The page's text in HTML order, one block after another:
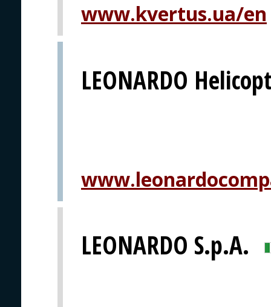
www.kvertus.ua/en
LEONARDO
LEONARDO S.p.A.